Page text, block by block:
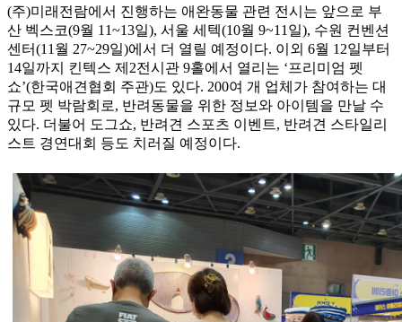
(주)미래전람에서 진행하는 애완동물 관련 전시는 앞으로 부
산 벡스코(9월 11~13일), 서울 세텍(10월 9~11일), 수원 컨벤션
센터(11월 27~29일)에서 더 열릴 예정이다. 이외 6월 12일부터
14일까지 킨텍스 제2전시관 9홀에서 열리는 ‘프리미엄 펫
쇼’(한국애견협회 주관)도 있다. 200여 개 업체가 참여하는 대
규모 펫 박람회로, 반려동물을 위한 정보와 아이템을 만날 수
있다. 더불어 도그쇼, 반려견 스포츠 이벤트, 반려견 스타일리
스트 경연대회 등도 치러질 예정이다.